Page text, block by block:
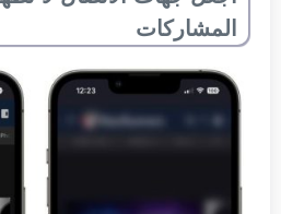
المشاركات